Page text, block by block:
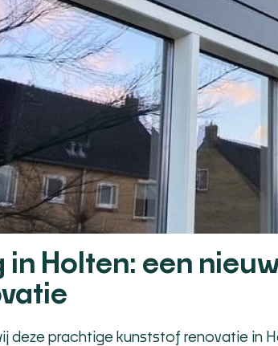
in Holten: een
deze prachtige kunststof renovatie in